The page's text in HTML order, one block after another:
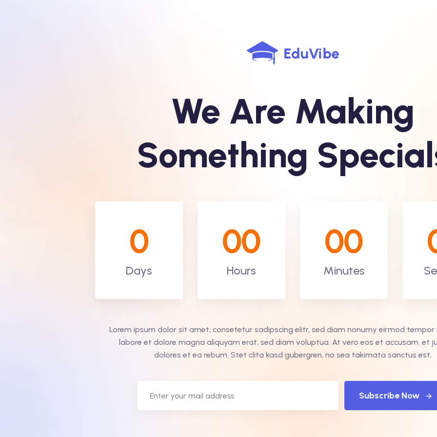
We Are Making
Something
0
Days
00
Hours
00
Minutes
Lorem ipsum dolor sit amet, consetetur sadipscing elitr, sed diam nonumy eirmod tempor
labore et dolore magna aliquyam erat, sed diam voluptua. At vero eos et accusam. et
dolores et ea rebum. Stet clita kasd gubergren, no sea takimata sanctus est.
Subscribe Now